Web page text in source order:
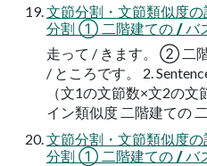
文節分割・文節類似度
分割 ① 二階建ての / バ
走って / きます。 ② 二
/ ところです。 2.
（文1の文節数×文2の文
イン類似度 二階建ての
文節分割・文節類似度
分割 ① 二階建ての / バ